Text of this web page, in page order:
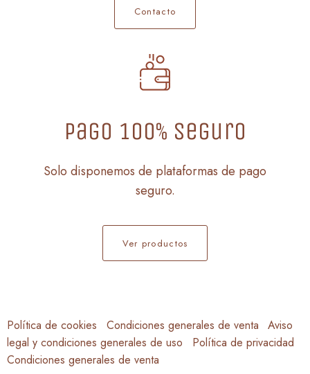
Contacto
Pago 100% seguro
Solo disponemos de plataformas de pago
seguro.
Ver productos
Política de cookies Condiciones generales de venta
Aviso
legal y condiciones generales de uso
Política de privacidad
Condiciones generales de venta